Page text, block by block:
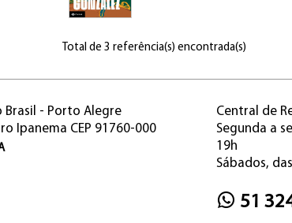
Total de 3 referência(s) encontrada(s)
Brasil - Porto Alegre
Ipanema CEP 91760-000
Central de
Segunda a
19h
Sábados,
51